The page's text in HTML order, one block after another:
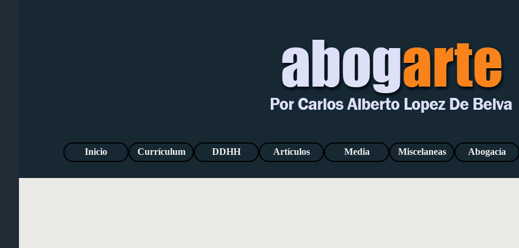
Saltar menú
Inicio Currículum DDHH Artículos Media Miscelaneas Abogacía